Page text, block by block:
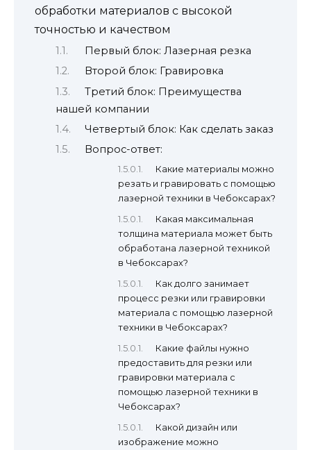
обработки материалов с высокой
точностью и качеством
Первый блок: Лазерная резка
Второй блок: Гравировка
Третий блок: Преимущества
нашей компании
Четвертый блок: Как сделать заказ
Вопрос-ответ:
Какие материалы можно
резать и гравировать с помощью
лазерной техники в Чебоксарах?
Какая максимальная
толщина материала может быть
обработана лазерной техникой
в Чебоксарах?
Как долго занимает
процесс резки или гравировки
материала с помощью лазерной
техники в Чебоксарах?
Какие файлы нужно
предоставить для резки или
гравировки материала с
помощью лазерной техники в
Чебоксарах?
Какой дизайн или
изображение можно